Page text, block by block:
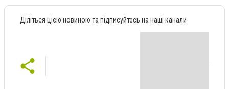
Діліться цією новиною та підписуйтесь на наші канали